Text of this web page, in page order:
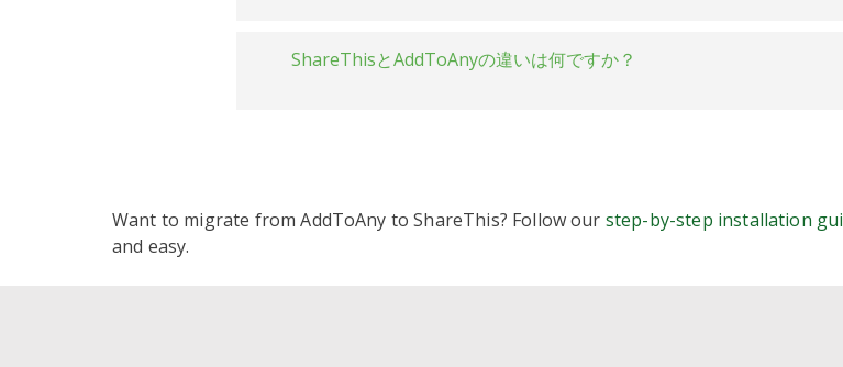
ShareThisとAddToAnyの違いは何ですか？
Simple universal sharing button
Want to migrate from AddToAny to ShareThis? Follow our step-by-step installation
and easy.